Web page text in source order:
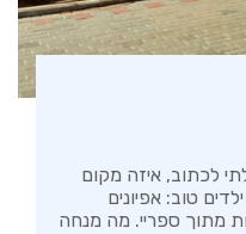
לכתוב, איזה מקום
טוב: אפיונים
מתוך ספריי. מה מנחה